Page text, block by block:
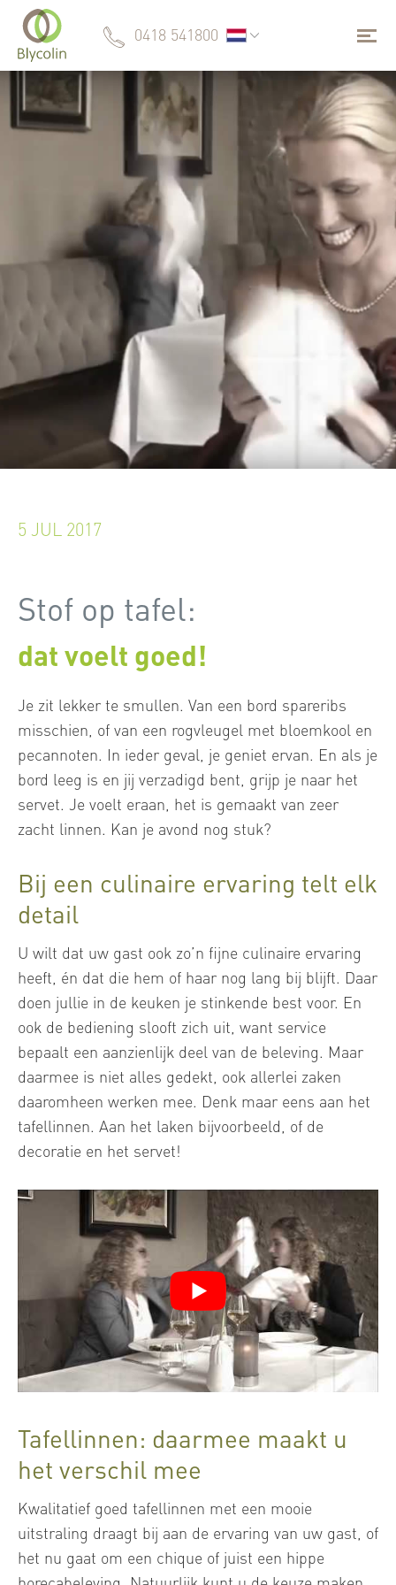
0418 541800
5 JUL 2017
Stof op tafel:
dat voelt goed!
Je zit lekker te smullen. Van een bord spareribs
misschien, of van een rogvleugel met bloemkool en
pecannoten. In ieder geval, je geniet ervan. En als je
bord leeg is en jij verzadigd bent, grijp je naar het
servet. Je voelt eraan, het is gemaakt van zeer
zacht linnen. Kan je avond nog stuk?
Bij een culinaire ervaring telt elk
detail
U wilt dat uw gast ook zo’n fijne culinaire ervaring
heeft, én dat die hem of haar nog lang bij blijft. Daar
doen jullie in de keuken je stinkende best voor. En
ook de bediening slooft zich uit, want service
bepaalt een aanzienlijk deel van de beleving. Maar
daarmee is niet alles gedekt, ook allerlei zaken
daaromheen werken mee. Denk maar eens aan het
tafellinnen. Aan het laken bijvoorbeeld, of de
decoratie en het servet!
Tafellinnen: daarmee maakt u
het verschil mee
Kwalitatief goed tafellinnen met een mooie
uitstraling draagt bij aan de ervaring van uw gast, of
het nu gaat om een chique of juist een hippe